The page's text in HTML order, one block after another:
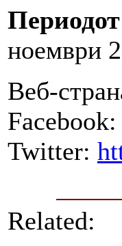
ноември
Веб-
Facebook:
Twitter:
Related: